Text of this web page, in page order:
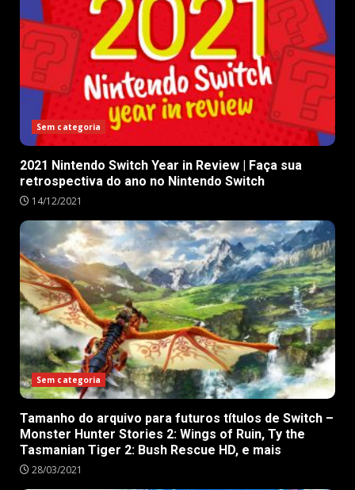
Sem categoria
2021 Nintendo Switch Year in Review | Faça sua
retrospectiva do ano no Nintendo Switch
14/12/2021
Sem categoria
Tamanho do arquivo para futuros títulos de Switch –
Monster Hunter Stories 2: Wings of Ruin, Ty the
Tasmanian Tiger 2: Bush Rescue HD, e mais
28/03/2021